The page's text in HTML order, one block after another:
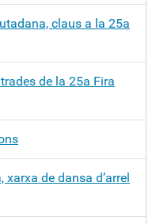
claus a la 25a
de la 25a Fira
de dansa d’arrel